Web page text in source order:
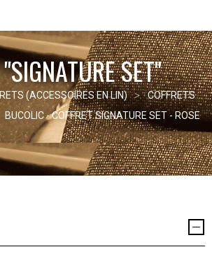
SET"
(ACCESSOIRES EN LIN)
COFFRETS
BUCOLIC - COFFRET SIGNATURE SET - ROSE